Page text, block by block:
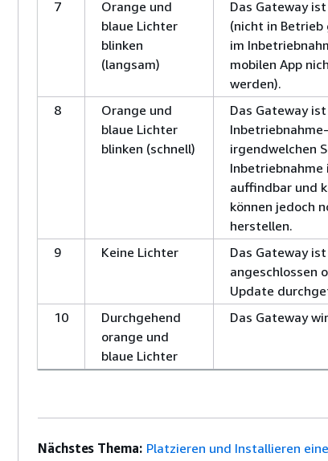
7
Orange und
blaue Lichter
blinken
(langsam)
Das Gateway
(nicht in
im
mobilen App
werden).
8
Orange und
blaue Lichter
blinken (schnell)
Das Gateway
irgendwelchen
Inbetriebnahme
auffindbar und
können jedoch
herstellen.
9
Keine Lichter
Das Gateway
angeschlossen
Update
10
Durchgehend
orange und
blaue Lichter
Das Gateway
Nächstes Thema: Platzieren und Installieren